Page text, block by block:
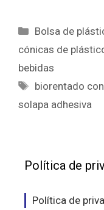
Categorías
Bolsa de
cónicas de
bebidas
Etiquetas
biorentado
solapa adhesiva
Política de
Política de